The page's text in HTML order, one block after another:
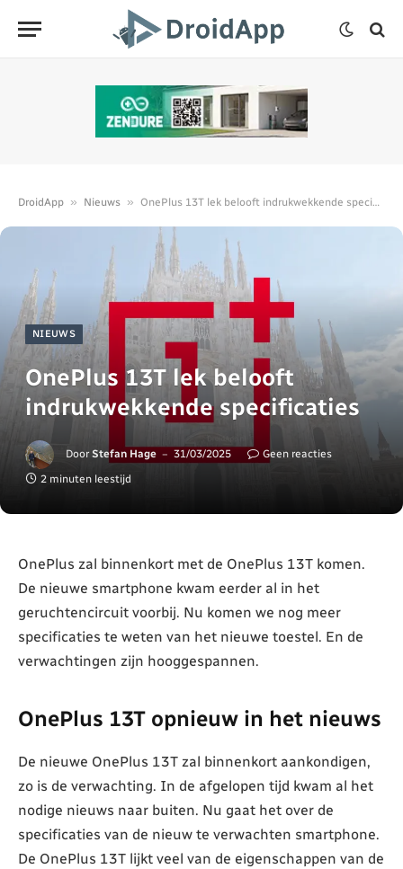
DroidApp » Nieuws » OnePlus 13T lek belooft indrukwekkende specificaties
NIEUWS
OnePlus 13T lek belooft
indrukwekkende specificaties
Door Stefan Hage 31/03/2025
Geen reacties
2 minuten leestijd
OnePlus zal binnenkort met de OnePlus 13T komen.
De nieuwe smartphone kwam eerder al in het
geruchtencircuit voorbij. Nu komen we nog meer
specificaties te weten van het nieuwe toestel. En de
verwachtingen zijn hooggespannen.
OnePlus 13T opnieuw in het nieuws
De nieuwe OnePlus 13T zal binnenkort aankondigen,
zo is de verwachting. In de afgelopen tijd kwam al het
nodige nieuws naar buiten. Nu gaat het over de
specificaties van de nieuw te verwachten smartphone.
De OnePlus 13T lijkt veel van de eigenschappen van de